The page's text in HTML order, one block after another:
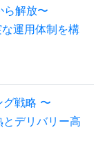
ら解放〜
運用体制を構
戦略 〜
デリバリー高